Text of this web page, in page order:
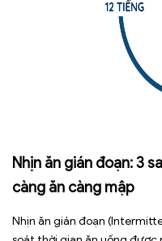
Nhịn ăn gián đoạn: 3
càng ăn càng mập
Nhịn ăn gián đoạn